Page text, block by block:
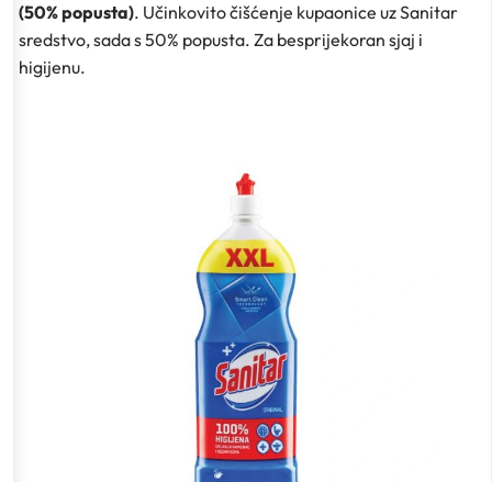
(50% popusta). Učinkovito čišćenje kupaonice uz Sanitar
sredstvo, sada s 50% popusta. Za besprijekoran sjaj i
higijenu.